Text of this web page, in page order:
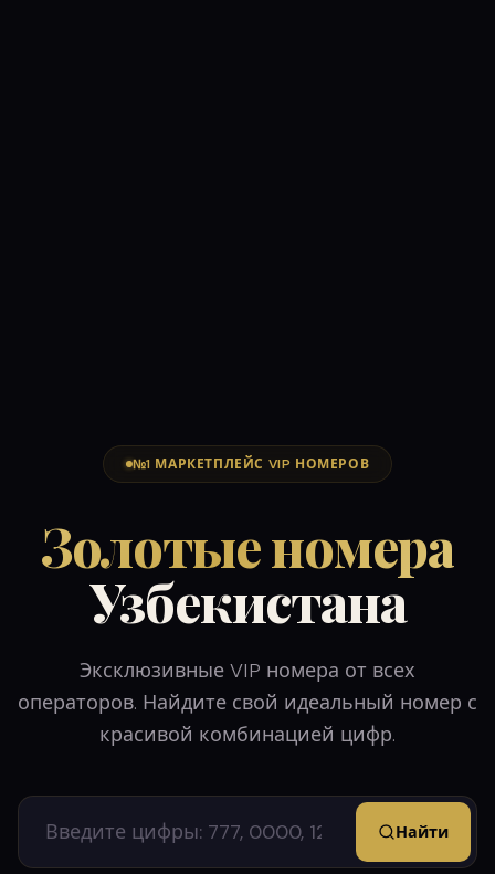
№1 МАРКЕТПЛЕЙС VIP НОМЕРОВ
Золотые номера
Узбекистана
Эксклюзивные VIP номера от всех
операторов. Найдите свой идеальный номер с
красивой комбинацией цифр.
Найти